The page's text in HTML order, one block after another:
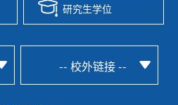
研究生学位
-- 校外链接 --